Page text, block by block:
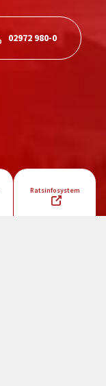
02972 980-0
Ratsinfosystem